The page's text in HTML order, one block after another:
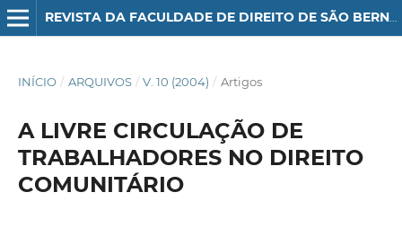
REVISTA DA FACULDADE DE DIREITO DE SÃO BERNARDO DO CAMPO
INÍCIO / ARQUIVOS / V. 10 (2004) / Artigos
A LIVRE CIRCULAÇÃO DE
TRABALHADORES NO DIREITO
COMUNITÁRIO